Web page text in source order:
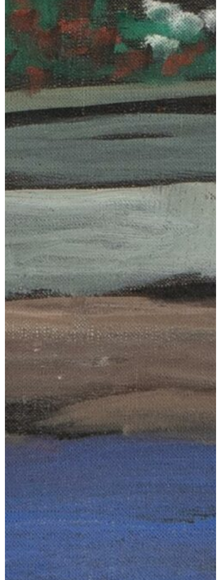
We use Mailchimp as our marketing
platform. By clicking below to sign up, you
acknowledge that your information will be
transferred to Mailchimp for processing.
Anmelden